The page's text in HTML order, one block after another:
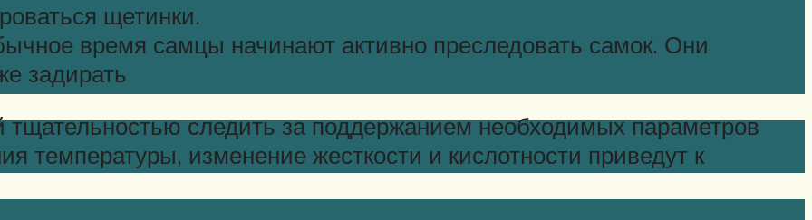
щетинки.
время самцы начинают активно преследовать самок. Они
задирать
тщательностью следить за поддержанием необходимых параметров
температуры, изменение жесткости и кислотности приведут к